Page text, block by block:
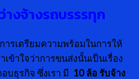
งจ้างรถบรรรทุก
รเตรียมความพร้อมในการให้
เข้าใจว่าการขนส่งนั้นเป็นเรื่อง
บธุรกิจ ซึ่งเรา มี 10 ล้อ รับจ้าง